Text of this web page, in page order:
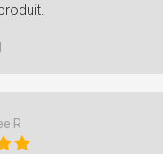
R